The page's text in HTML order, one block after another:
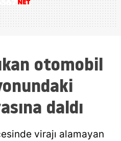
otomobil
daldı
virajı alamayan